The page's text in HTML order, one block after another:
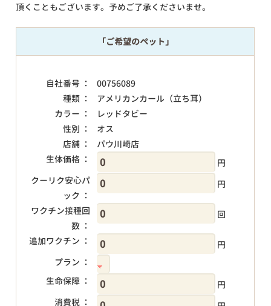
頂くこともございます。予めご了承くださいませ。
「ご希望のペット」
自社番号 ：
00756089
種類 ：
アメリカンカール（立ち耳）
カラー ：
レッドタビー
性別 ：
オス
店舗 ：
パウ川崎店
生体価格 ：
円
クーリク安心パ
ック ：
円
ワクチン接種回
数 ：
回
追加ワクチン ：
円
プラン ：
生命保障 ：
円
消費税 ：